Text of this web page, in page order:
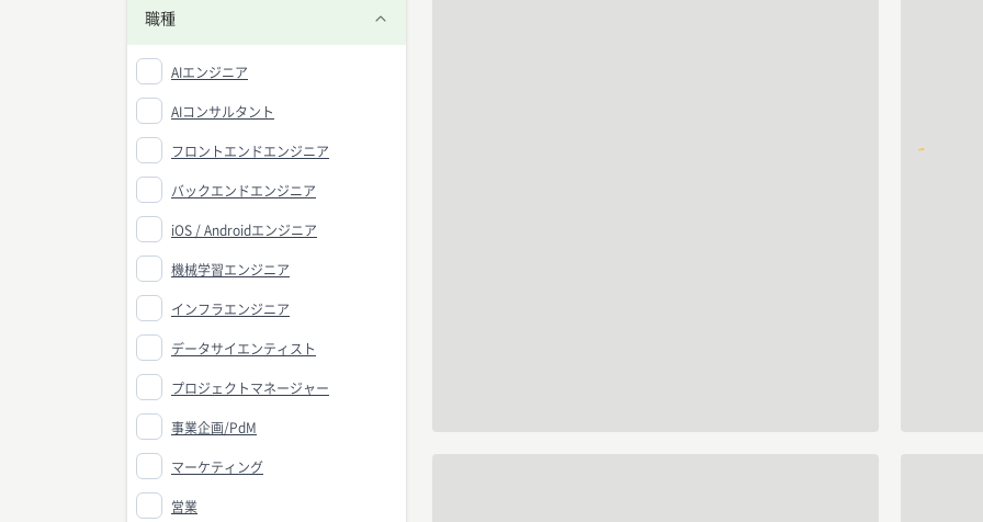
職種
AIエンジニア
AIコンサルタント
フロントエンドエンジニア
バックエンドエンジニア
iOS / Androidエンジニア
機械学習エンジニア
インフラエンジニア
データサイエンティスト
プロジェクトマネージャー
事業企画/PdM
マーケティング
営業